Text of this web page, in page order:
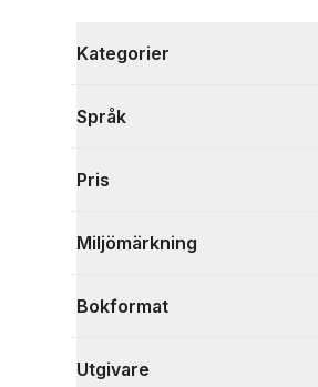
Kategorier
Visa fler
Språk
Pris
Miljömärkning
Bokformat
Utgivare